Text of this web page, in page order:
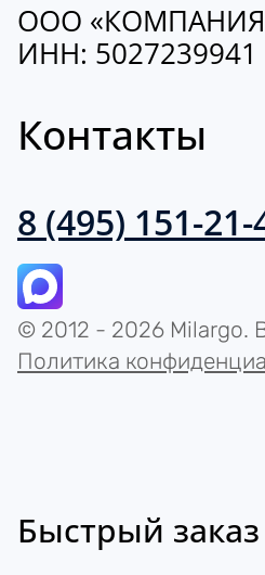
ООО
ИНН: 5027239941
Контакты
8 (495) 151-21-
© 2012 - 2026 Milargo.
Политика
Быстрый заказ